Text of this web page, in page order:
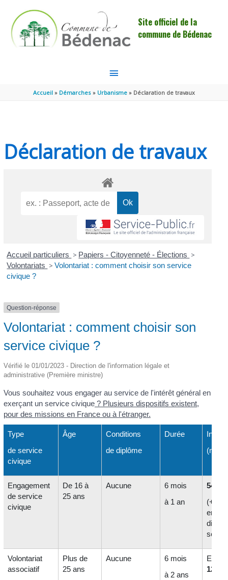
Site officiel de la
commune de Bédenac
MENU
PRINCIPAL
Accueil Démarches Urbanisme Déclaration de travaux
Déclaration de travaux
Accueil particuliers > Papiers - Citoyenneté - Élections >
Volontariats > Volontariat : comment choisir son service
civique ?
Question-réponse
Volontariat : comment choisir son
service civique ?
Vérifié le 01/01/2023 - Direction de l'information légale et
administrative (Première ministre)
Vous souhaitez vous engager au service de l'intérêt général en
exerçant un service civique? Plusieurs dispositifs existent,
pour des missions en France ou à l'étranger.
Type
de service
civique
Âge
Conditions
de diplôme
Durée
Engagement
de service
civique
De 16 à
25 ans
Aucune
6 mois
à 1 an
(+
en
Volontariat
associatif
Plus de
25 ans
Aucune
6 mois
à 2 ans
Entre